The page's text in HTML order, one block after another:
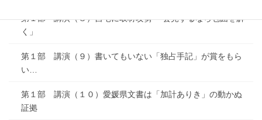
第１部 講演（８）自宅に取材攻勢 「会見するなら包囲を解
く」
第１部 講演（９）書いてもいない「独占手記」が賞をもら
い…
第１部 講演（１０）愛媛県文書は「加計ありき」の動かぬ
証拠